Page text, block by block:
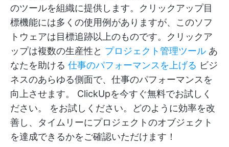
のツールを組織に提供します。クリックアップ目
標機能には多くの使用例がありますが、このソフ
トウェアは目標追跡以上のものです。クリックア
ップは複数の生産性と プロジェクト管理ツール あ
なたを助ける 仕事のパフォーマンスを上げる ビジ
ネスのあらゆる側面で、仕事のパフォーマンスを
向上させます。 ClickUpを今すぐ無料でお試しく
ださい。
をお試しください。どのように効率を改
善し、タイムリーにプロジェクトのオブジェクト
を達成できるかをご確認いただけます！